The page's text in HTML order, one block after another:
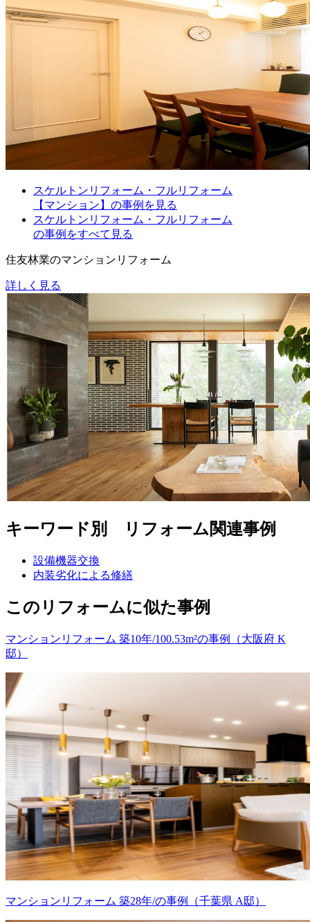
スケルトンリフォーム・フルリフォーム
【マンション】の事例を見る
スケルトンリフォーム・フルリフォーム
の事例をすべて見る
住友林業のマンションリフォーム
詳しく見る
キーワード別 リフォーム関連事例
設備機器交換
内装劣化による修繕
このリフォームに似た事例
マンションリフォーム 築10年/100.53m²の事例（大阪府 K
邸）
マンションリフォーム 築28年/の事例（千葉県 A邸）